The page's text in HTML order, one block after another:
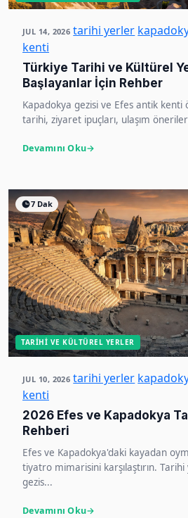
JUL 14, 2026 tarihi yerler
kenti
Türkiye Tarihi ve Kültürel
Başlayanlar İçin Rehber
Kapadokya gezisi ve Efes antik kenti
tarihi, ziyaret ipuçları, ulaşım
Devamını Oku
7 Dak
TARIHI VE KÜLTÜREL YERLER
JUL 10, 2026 tarihi yerler
kenti
2026 Efes ve Kapadokya
Rehberi
Efes ve Kapadokya'daki kayadan
tiyatro mimarisini karşılaştırın.
gezis...
Devamını Oku